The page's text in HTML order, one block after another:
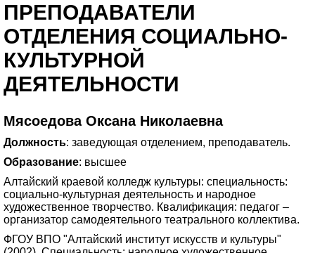
ПРЕПОДАВАТЕЛИ
ОТДЕЛЕНИЯ СОЦИАЛЬНО-
КУЛЬТУРНОЙ
ДЕЯТЕЛЬНОСТИ
Мясоедова Оксана Николаевна
Должность: заведующая отделением, преподаватель.
Образование: высшее
Алтайский краевой колледж культуры: специальность:
социально-культурная деятельность и народное
художественное творчество. Квалификация: педагог –
организатор самодеятельного театрального коллектива.
ФГОУ ВПО "Алтайский институт искусств и культуры"